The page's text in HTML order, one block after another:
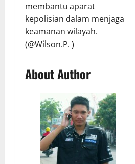
membantu aparat
kepolisian dalam menjaga
keamanan wilayah.
(@Wilson.P. )
About Author